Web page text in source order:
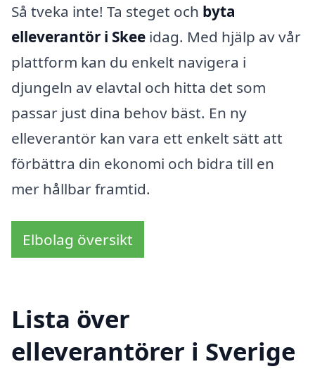
Så tveka inte! Ta steget och byta
elleverantör i Skee idag. Med hjälp av vår
plattform kan du enkelt navigera i
djungeln av elavtal och hitta det som
passar just dina behov bäst. En ny
elleverantör kan vara ett enkelt sätt att
förbättra din ekonomi och bidra till en
mer hållbar framtid.
Elbolag översikt
Lista över
elleverantörer i Sverige